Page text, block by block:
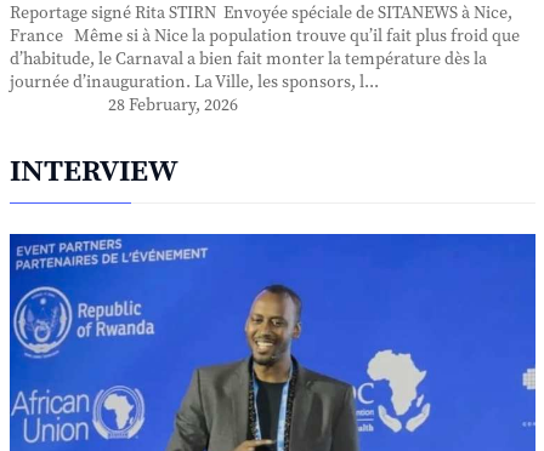
Reportage signé Rita STIRN Envoyée spéciale de SITANEWS à Nice,
France Même si à Nice la population trouve qu’il fait plus froid que
d’habitude, le Carnaval a bien fait monter la température dès la
journée d’inauguration. La Ville, les sponsors, l...
28 February, 2026
INTERVIEW